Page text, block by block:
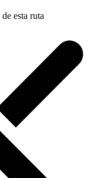
de esta ruta